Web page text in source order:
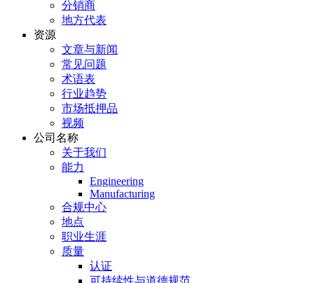
分销商
地方代表
资源
文章与新闻
常见问题
术语表
行业趋势
市场抵押品
视频
公司名称
关于我们
能力
Engineering
Manufacturing
合规中心
地点
职业生涯
质量
认证
可持续性与道德规范